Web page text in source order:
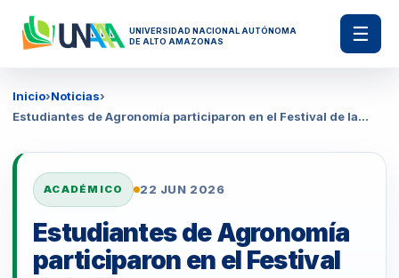
UNIVERSIDAD NACIONAL AUTÓNOMA
DE ALTO AMAZONAS
☰
Inicio›Noticias›
Estudiantes de Agronomía participaron en el Festival de la...
ACADÉMICO 22 JUN 2026
Estudiantes de Agronomía
participaron en el Festival